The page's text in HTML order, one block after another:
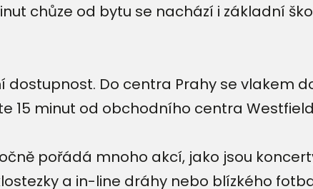
chůze od bytu se nachází i základní
Do centra Prahy se vlakem
15 minut od obchodního centra
pořádá mnoho akcí, jako jsou
a in-line dráhy nebo blízkého